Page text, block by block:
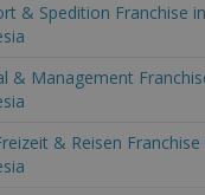
& Spedition Franchise in
& Management
& Reisen Franchise